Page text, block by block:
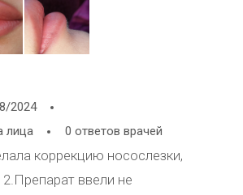
2024
лица
0 ответов врачей
коррекцию носослезки,
ввели не